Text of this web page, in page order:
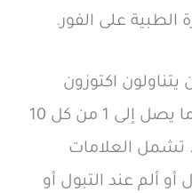
على الفور.
اكتوزون
بشكل شائع (قد يؤثر على ما يصل إلى 1 من كل 10
تشمل العلامات
ألم عند التبول أو